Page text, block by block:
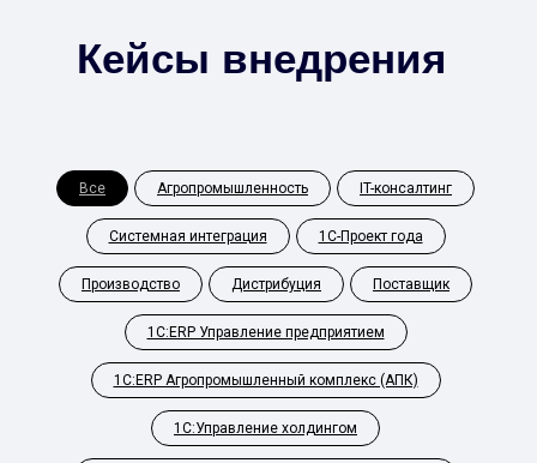
Кейсы внедрения
Все Агропромышленность IT-консалтинг
Системная интеграция 1С-Проект года
Производство Дистрибуция Поставщик
1С:ERP Управление предприятием
1С:ERP Агропромышленный комплекс (АПК)
1С:Управление холдингом